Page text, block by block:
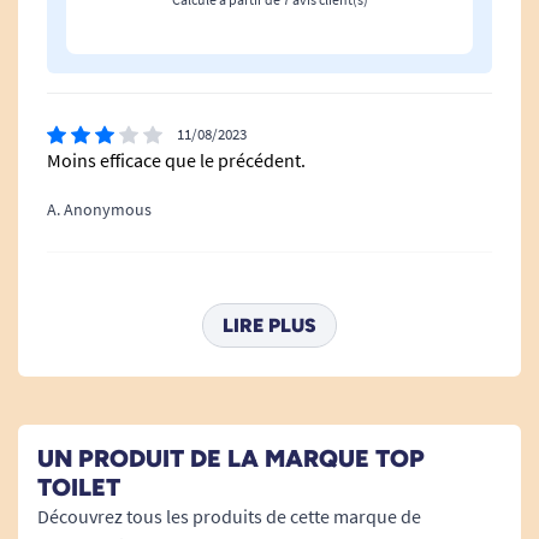
POIDS :
Poids de l'abattant : 2 kg
Poids max supporté : 150 kg
GARANTIE :
2 ans
11/08/2023
Moins efficace que le précédent.
A. Anonymous
Efficace, bon rapport qualité prix
11/03/2022
Super efficace.
A. Anonymous
LIRE PLUS
UN PRODUIT DE LA MARQUE TOP
TOILET
Découvrez tous les produits de cette marque de